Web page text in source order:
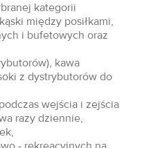
kategorii
między posiłkami,
i bufetowych oraz
kawa
z dystrybutorów do
wejścia i zejścia
razy dziennie,